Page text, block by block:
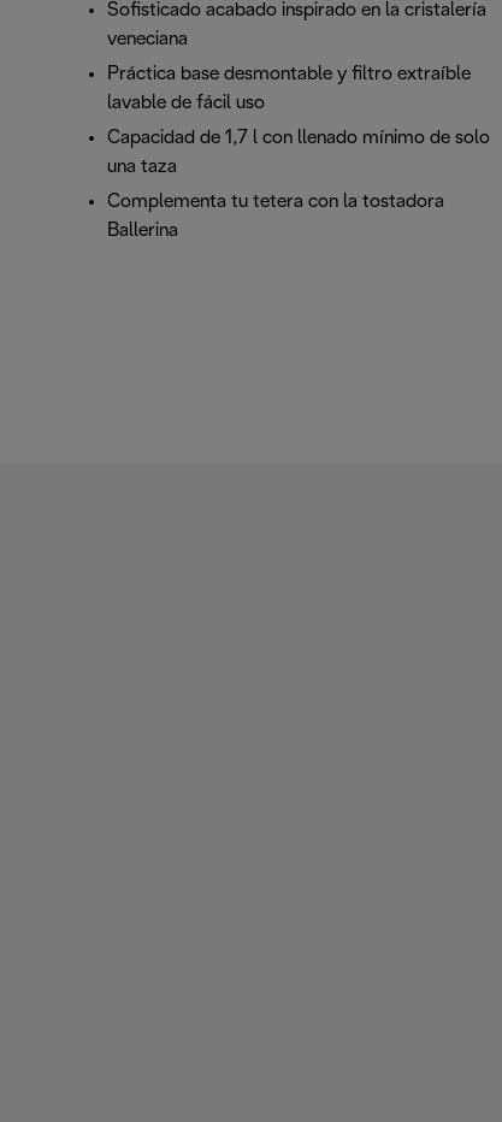
Sofisticado acabado inspirado en la cristalería
veneciana
Práctica base desmontable y filtro extraíble
lavable de fácil uso
Capacidad de 1,7 l con llenado mínimo de solo
una taza
Complementa tu tetera con la tostadora
Ballerina